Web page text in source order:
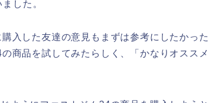
した。
入した友達の意見もまずは参考にしたかった
商品を試してみたらしく、「かなりオススメ